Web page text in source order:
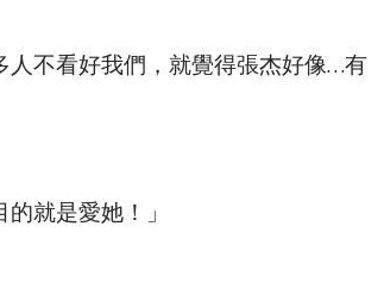
人不看好我們，就覺得張杰好像…有
就是愛她！」